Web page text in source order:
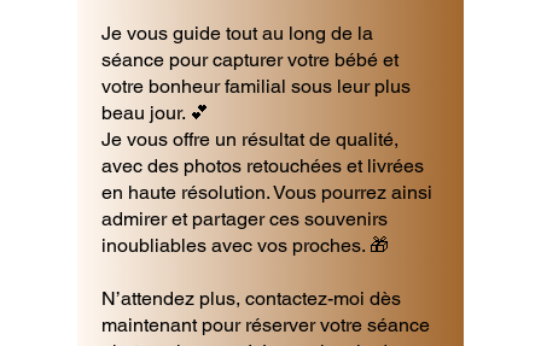
Je vous guide tout au long de la
séance pour capturer votre bébé et
votre bonheur familial sous leur plus
beau jour. 💕
Je vous offre un résultat de qualité,
avec des photos retouchées et livrées
en haute résolution. Vous pourrez ainsi
admirer et partager ces souvenirs
inoubliables avec vos proches. 🎁
N’attendez plus, contactez-moi dès
maintenant pour réserver votre séance